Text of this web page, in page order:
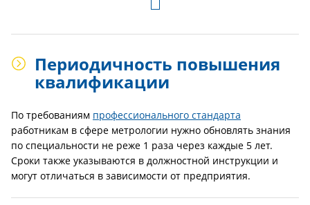
Периодичность повышения
квалификации
По требованиям профессионального стандарта
работникам в сфере метрологии нужно обновлять знания
по специальности не реже 1 раза через каждые 5 лет.
Сроки также указываются в должностной инструкции и
могут отличаться в зависимости от предприятия.